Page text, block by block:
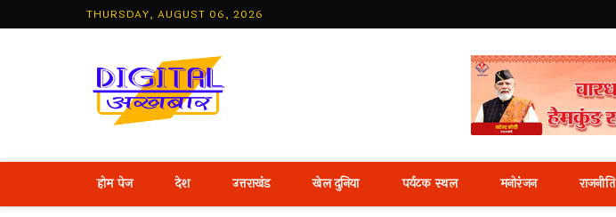
to
THURSDAY, AUGUST 06, 2026
Best Hindi News Portal
होम पेज देश उत्तराखंड खेल दुनिया पर्यटक स्थल मनोरंजन राजनीति